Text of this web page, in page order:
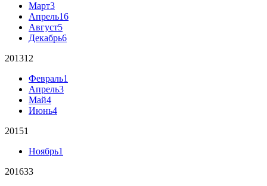
Март3
Апрель16
Август5
Декабрь6
201312
Февраль1
Апрель3
Май4
Июнь4
20151
Ноябрь1
201633